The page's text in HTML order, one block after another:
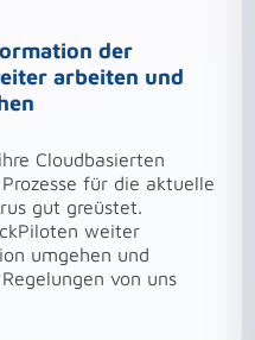
der
arbeiten und
Cloudbasierten
für die aktuelle
gut greüstet.
weiter
umgehen und
von uns